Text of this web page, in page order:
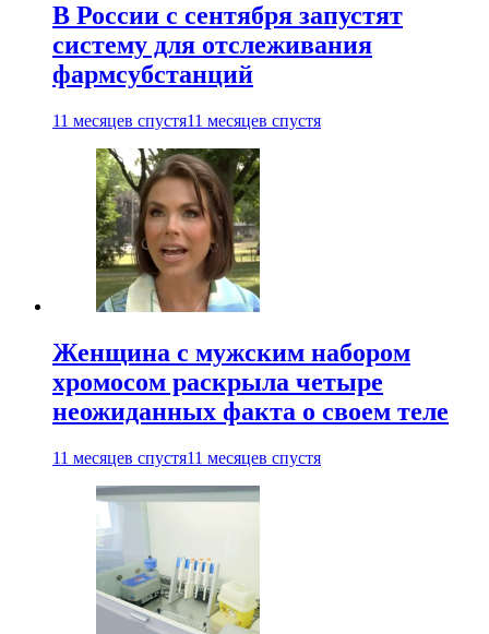
В России с сентября запустят
систему для отслеживания
фармсубстанций
11 месяцев спустя11 месяцев спустя
Женщина с мужским набором
хромосом раскрыла четыре
неожиданных факта о своем теле
11 месяцев спустя11 месяцев спустя